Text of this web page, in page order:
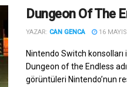
Dungeon Of The
YAZAR: CAN GENCA 16
Nintendo Switch konsolları
Dungeon of the Endless
görüntüleri Nintendo’nun